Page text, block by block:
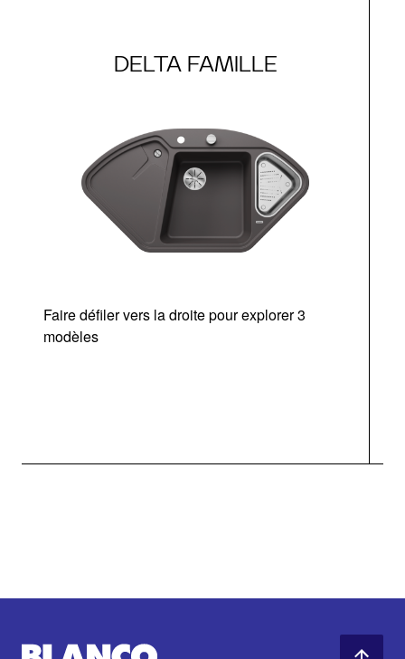
DELTA FAMILLE
Faire défiler vers la droite pour explorer 3
modèles